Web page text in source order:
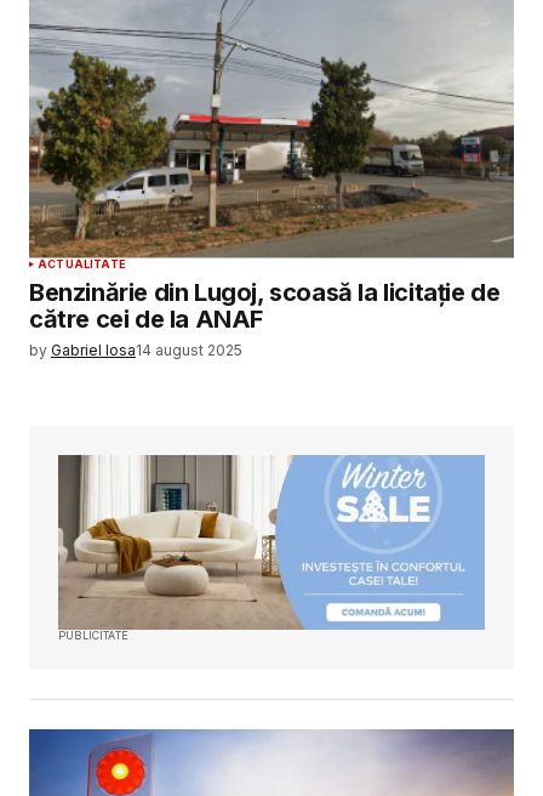
ACTUALITATE
Benzinărie din Lugoj, scoasă la licitație de
către cei de la ANAF
by Gabriel Iosa14 august 2025
PUBLICITATE